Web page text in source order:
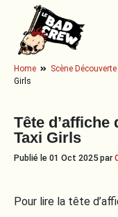
Le
Crew
Home Scène Découverte
Girls
Tête d’affiche
Taxi Girls
Publié le 01 Oct 2025 par
Pour lire la tête